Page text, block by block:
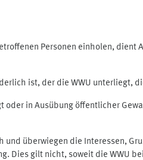
Personen einholen, dient
ist, der die WWU unterliegt,
in Ausübung öffentlicher
überwiegen die Interessen,
Dies gilt nicht, soweit die WWU